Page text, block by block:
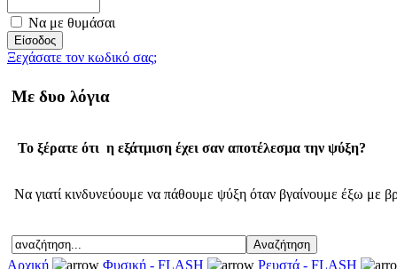
Να με θυμάσαι
Ξεχάσατε τον κωδικό σας;
Με δυο λόγια
Το ξέρατε ότι η εξάτμιση έχει σαν αποτέλεσμα την ψύξη?
Να γιατί κινδυνεύουμε να πάθουμε ψύξη όταν βγαίνουμε έξω με
Αρχική Φυσική - FLASH Ρευστά - FLASH